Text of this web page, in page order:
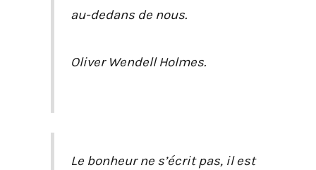
au-dedans de nous.
Oliver Wendell Holmes.
Le bonheur ne s’écrit pas, il est